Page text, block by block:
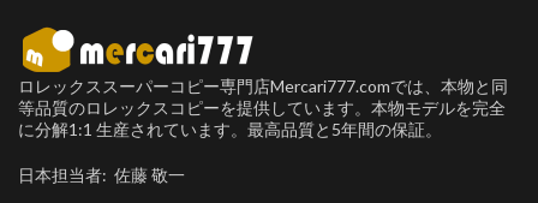
ロレックススーパーコピー専門店Mercari777.comでは、本物と同
等品質のロレックスコピーを提供しています。本物モデルを完全
に分解1:1 生産されています。最高品質と5年間の保証。
日本担当者: 佐藤 敬一